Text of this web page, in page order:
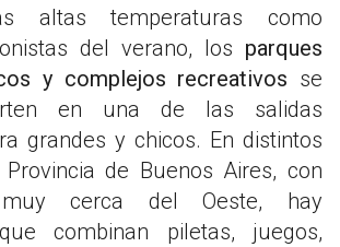
del verano, los parques
y complejos recreativos se
en una de las salidas
grandes y chicos. En distintos
de Buenos Aires, con
muy cerca del Oeste, hay
combinan piletas, juegos,